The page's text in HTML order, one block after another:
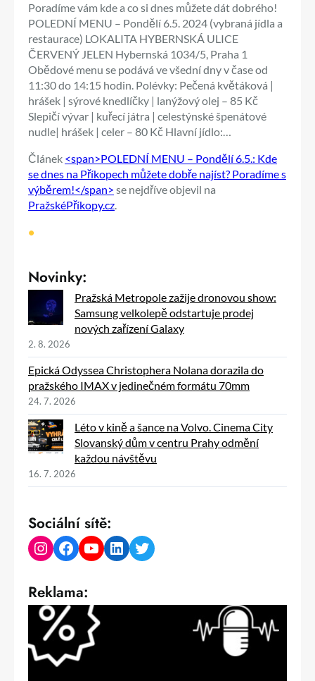
Poradíme vám kde a co si dnes můžete dát dobrého!
POLEDNÍ MENU – Pondělí 6.5. 2024 (vybraná jídla a
restaurace) LOKALITA HYBERNSKÁ ULICE
ČERVENÝ JELEN Hybernská 1034/5, Praha 1
Obědové menu se podává ve všední dny v čase od
11:30 do 14:15 hodin. Polévky: Pečená květáková |
hrášek | sýrové knedlíčky | lanýžový olej – 85 Kč
Slepičí vývar | kuřecí játra | celestýnské špenátové
nudle| hrášek | celer – 80 Kč Hlavní jídlo:…
Článek <span>POLEDNÍ MENU – Pondělí 6.5.: Kde
se dnes na Příkopech můžete dobře najíst? Poradíme s
výběrem!</span> se nejdříve objevil na
PražskéPříkopy.cz.
•
Novinky:
Pražská Metropole zažije dronovou show:
Samsung velkolepě odstartuje prodej
nových zařízení Galaxy
2. 8. 2026
Epická Odyssea Christophera Nolana dorazila do
pražského IMAX v jedinečném formátu 70mm
24. 7. 2026
Léto v kině a šance na Volvo. Cinema City
Slovanský dům v centru Prahy odmění
každou návštěvu
16. 7. 2026
Sociální sítě:
Instagram Facebook YouTube LinkedIn Twitter
Reklama: